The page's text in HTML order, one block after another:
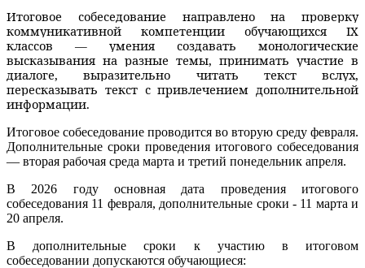
Итоговое собеседование направлено на проверку
коммуникативной компетенции обучающихся IX
классов — умения создавать монологические
высказывания на разные темы, принимать участие в
диалоге, выразительно читать текст вслух,
пересказывать текст с привлечением дополнительной
информации.
Итоговое собеседование проводится во вторую среду февраля.
Дополнительные сроки проведения итогового собеседования
— вторая рабочая среда марта и третий понедельник апреля.
В 2026 году основная дата проведения итогового
собеседования 11 февраля, дополнительные сроки - 11 марта и
20 апреля.
В дополнительные сроки к участию в итоговом
собеседовании допускаются обучающиеся: